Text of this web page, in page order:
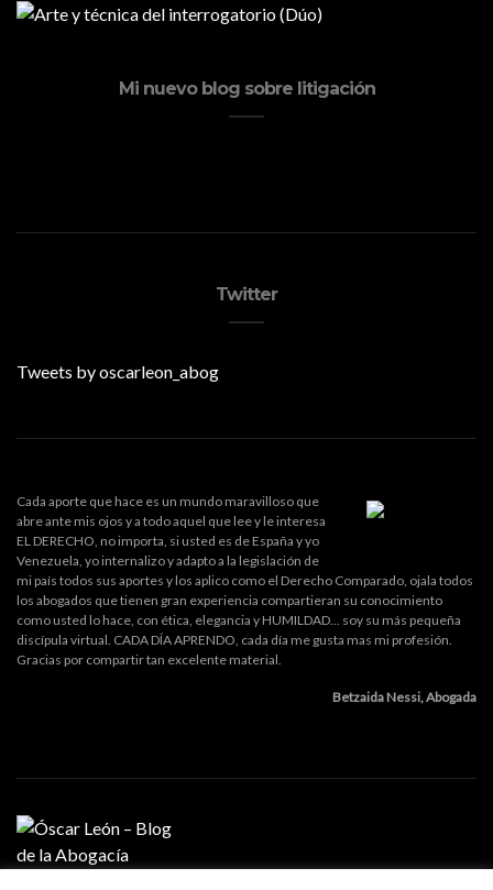
Mi nuevo blog sobre litigación
Twitter
Tweets by oscarleon_abog
Cada aporte que hace es un mundo maravilloso que
abre ante mis ojos y a todo aquel que lee y le interesa
EL DERECHO, no importa, si usted es de España y yo
Venezuela, yo internalizo y adapto a la legislación de
mi país todos sus aportes y los aplico como el Derecho Comparado, ojala todos
los abogados que tienen gran experiencia compartieran su conocimiento
como usted lo hace, con ética, elegancia y HUMILDAD... soy su más pequeña
discípula virtual. CADA DÍA APRENDO, cada día me gusta mas mi profesión.
Gracias por compartir tan excelente material.
Betzaida Nessi, Abogada